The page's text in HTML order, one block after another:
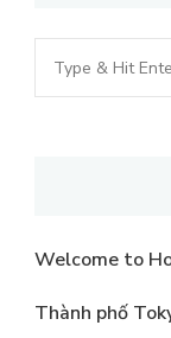
Looking
for
Welcome to
Thành phố